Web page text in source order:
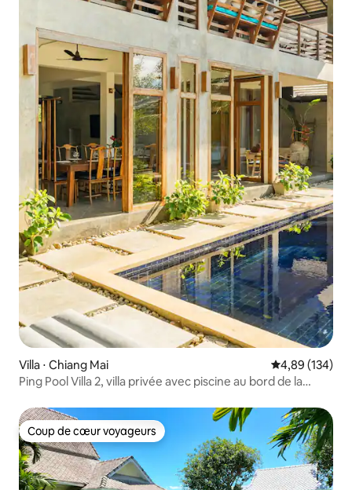
Villa ⋅ Chiang Mai Évaluation
4,89 (134)
Ping Pool Villa 2, villa privée avec piscine au bord de la
Coup de cœur voyageurs
Coup de cœur voyageurs